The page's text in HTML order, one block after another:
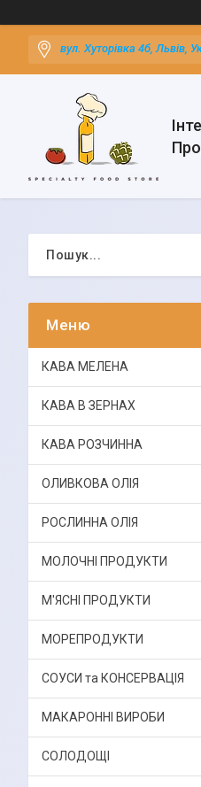
вул. Хуторівка 4б, Львів,
КАВА МЕЛЕНА
КАВА В ЗЕРНАХ
КАВА РОЗЧИННА
ОЛИВКОВА ОЛІЯ
РОСЛИННА ОЛІЯ
МОЛОЧНІ ПРОДУКТИ
М'ЯСНІ ПРОДУКТИ
МОРЕПРОДУКТИ
СОУСИ та КОНСЕРВАЦІЯ
МАКАРОННІ ВИРОБИ
СОЛОДОЩІ